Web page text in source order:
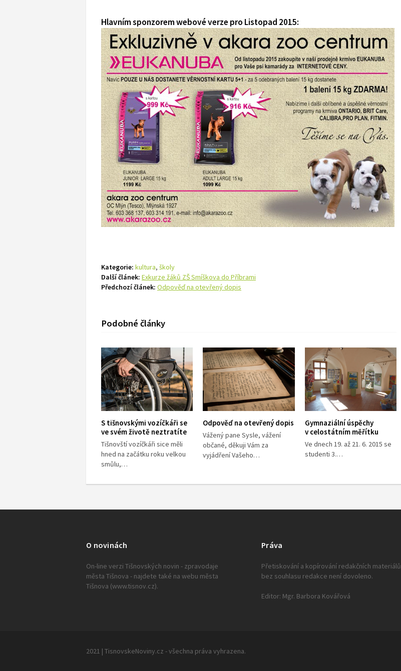
Hlavním sponzorem webové verze pro Listopad 2015:
Kategorie: kultura, školy
Další článek: Exkurze žáků ZŠ Smíškova do Příbrami
Předchozí článek: Odpověď na otevřený dopis
Podobné články
S tišnovskými vozíčkáři se
ve svém životě neztratíte
Tišnovští vozíčkáři sice měli
hned na začátku roku velkou
smůlu,…
Odpověď na otevřený dopis
Vážený pane Sysle, vážení
občané, děkuji Vám za
vyjádření Vašeho…
Gymnaziální úspěchy
v celostátním měřítku
Ve dnech 19. až 21. 6. 2015 se
studenti 3.…
O novinách
On-line verzi Tišnovských novin - zpravodaje
města Tišnova - najdete také na webu města
Tišnova (www.tisnov.cz).
Práva
Přetiskování a kopírování redakčních materiálů
bez souhlasu redakce není dovoleno.
Editor: Mgr. Barbora Kovářová
2021 | TisnovskeNoviny.cz - všechna práva vyhrazena.